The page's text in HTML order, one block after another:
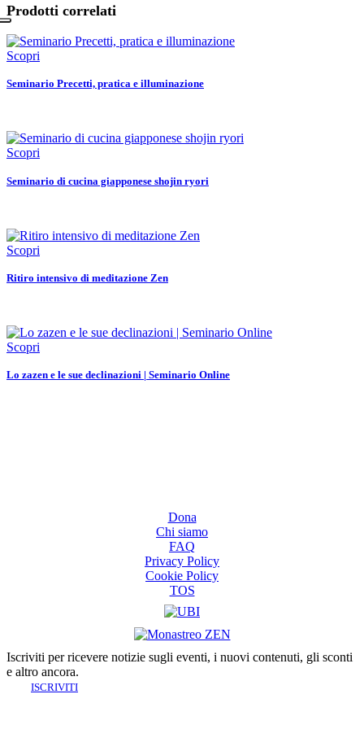
Prodotti correlati
Scopri
Seminario Precetti, pratica e illuminazione
Scopri
Seminario di cucina giapponese shojin ryori
Scopri
Ritiro intensivo di meditazione Zen
Scopri
Lo zazen e le sue declinazioni | Seminario Online
Dona
Chi siamo
FAQ
Privacy Policy
Cookie Policy
TOS
Iscriviti per ricevere notizie sugli eventi, i nuovi contenuti, gli sconti
e altro ancora.
ISCRIVITI